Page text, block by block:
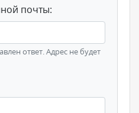
почты:
ответ. Адрес не будет